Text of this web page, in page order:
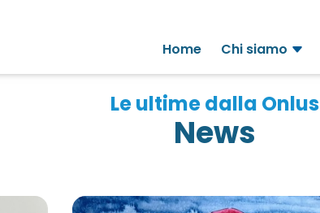
Home Chi siamo
Le ultime dalla Onlus
News